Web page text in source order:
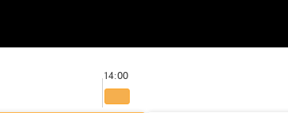
14:00